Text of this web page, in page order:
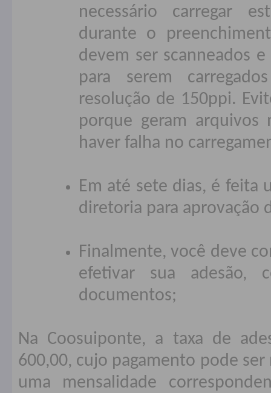
necessário carregar
durante o
devem ser scanneados
para serem
resolução de 150ppi.
porque geram
haver falha no
Em até sete dias, é feita
diretoria para aprovação
Finalmente, você deve
efetivar sua adesão,
documentos;
Na Coosuiponte, a taxa de
600,00, cujo pagamento pode ser
uma mensalidade